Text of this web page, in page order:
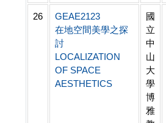
26
GEAE2123
在地空間美學之探
討
LOCALIZATION
OF SPACE
AESTHETICS
國
立
中
山
大
學
博
雅